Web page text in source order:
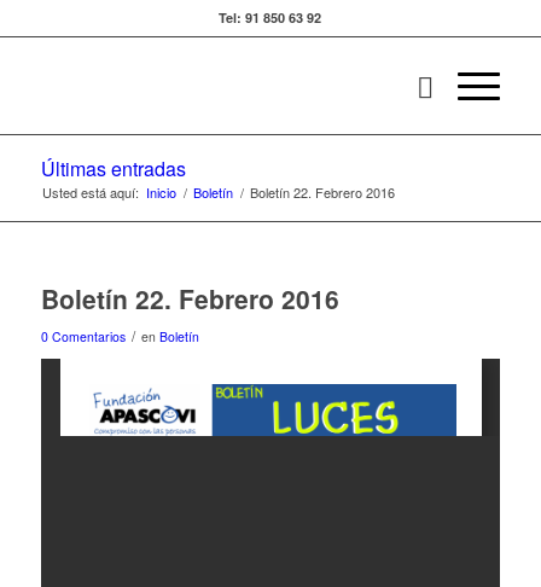
Tel: 91 850 63 92
Últimas entradas
Usted está aquí: Inicio / Boletín / Boletín 22. Febrero 2016
Boletín 22. Febrero 2016
0 Comentarios / en Boletín